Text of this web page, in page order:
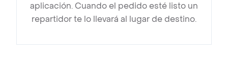
aplicación. Cuando el pedido esté listo un
repartidor te lo llevará al lugar de destino.